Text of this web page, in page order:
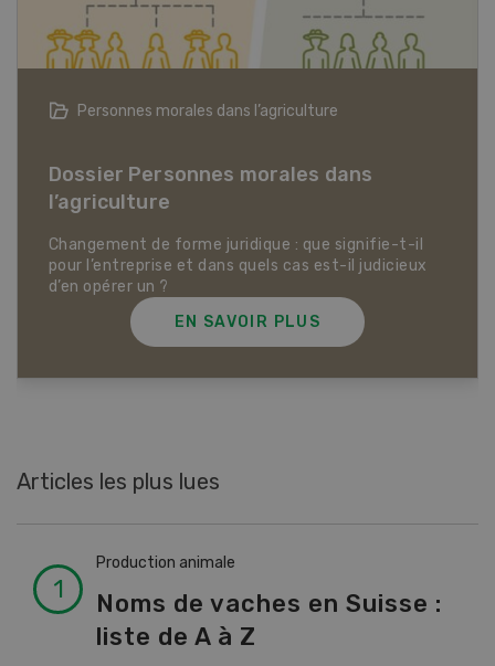
Personnes morales dans l’agriculture
Dossier Personnes morales dans
l’agriculture
Changement de forme juridique : que signifie-t-il
pour l’entreprise et dans quels cas est-il judicieux
d’en opérer un ?
EN SAVOIR PLUS
Articles les plus lues
Production animale
Noms de vaches en Suisse :
liste de A à Z